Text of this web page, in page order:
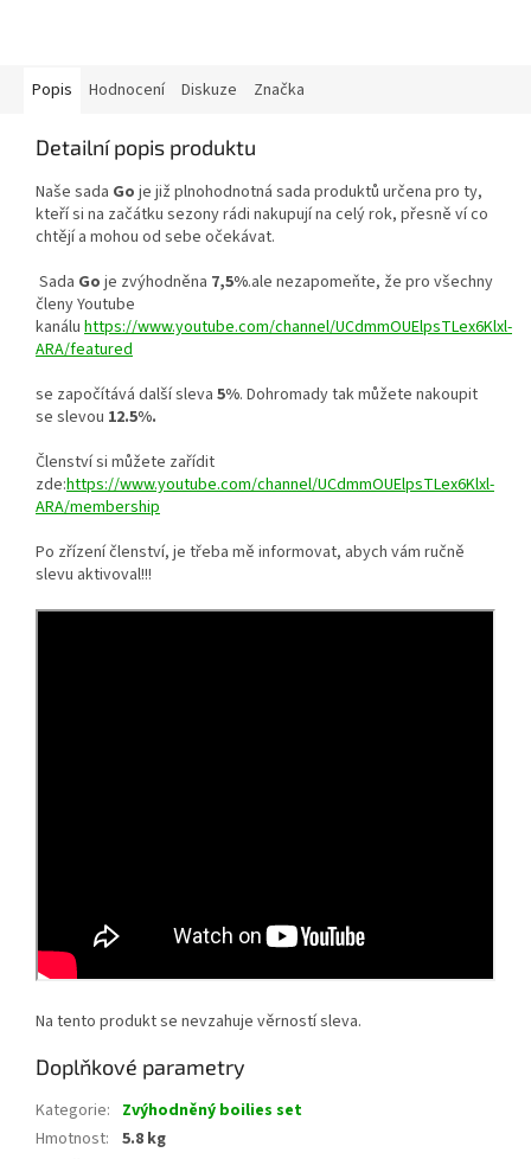
Popis Hodnocení Diskuze Značka
Detailní popis produktu
Naše sada Go je již plnohodnotná sada produktů určena pro ty,
kteří si na začátku sezony rádi nakupují na celý rok, přesně ví co
chtějí a mohou od sebe očekávat.
Sada Go je zvýhodněna 7,5%.ale nezapomeňte, že pro všechny
členy Youtube
kanálu https://www.youtube.com/channel/UCdmmOUElpsTLex6Klxl-
ARA/featured
se započítává další sleva 5%. Dohromady tak můžete nakoupit
se slevou 12.5%.
Členství si můžete zařídit
zde:https://www.youtube.com/channel/UCdmmOUElpsTLex6Klxl-
ARA/membership
Po zřízení členství, je třeba mě informovat, abych vám ručně
slevu aktivoval!!!
Na tento produkt se nevzahuje věrností sleva.
Doplňkové parametry
Kategorie: Zvýhodněný boilies set
Hmotnost: 5.8 kg